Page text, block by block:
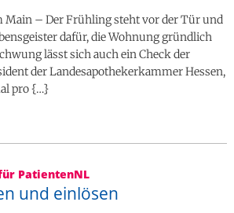
– Der Frühling steht vor der Tür und
dafür, die Wohnung gründlich
lässt sich auch ein Check der
der Landesapothekerkammer Hessen,
pro {…}
PatientenNL
und einlösen